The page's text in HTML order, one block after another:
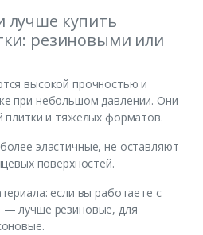
лучше купить
резиновыми или
высокой прочностью и
при небольшом давлении. Они
плитки и тяжёлых форматов.
эластичные, не оставляют
поверхностей.
если вы работаете с
лучше резиновые, для